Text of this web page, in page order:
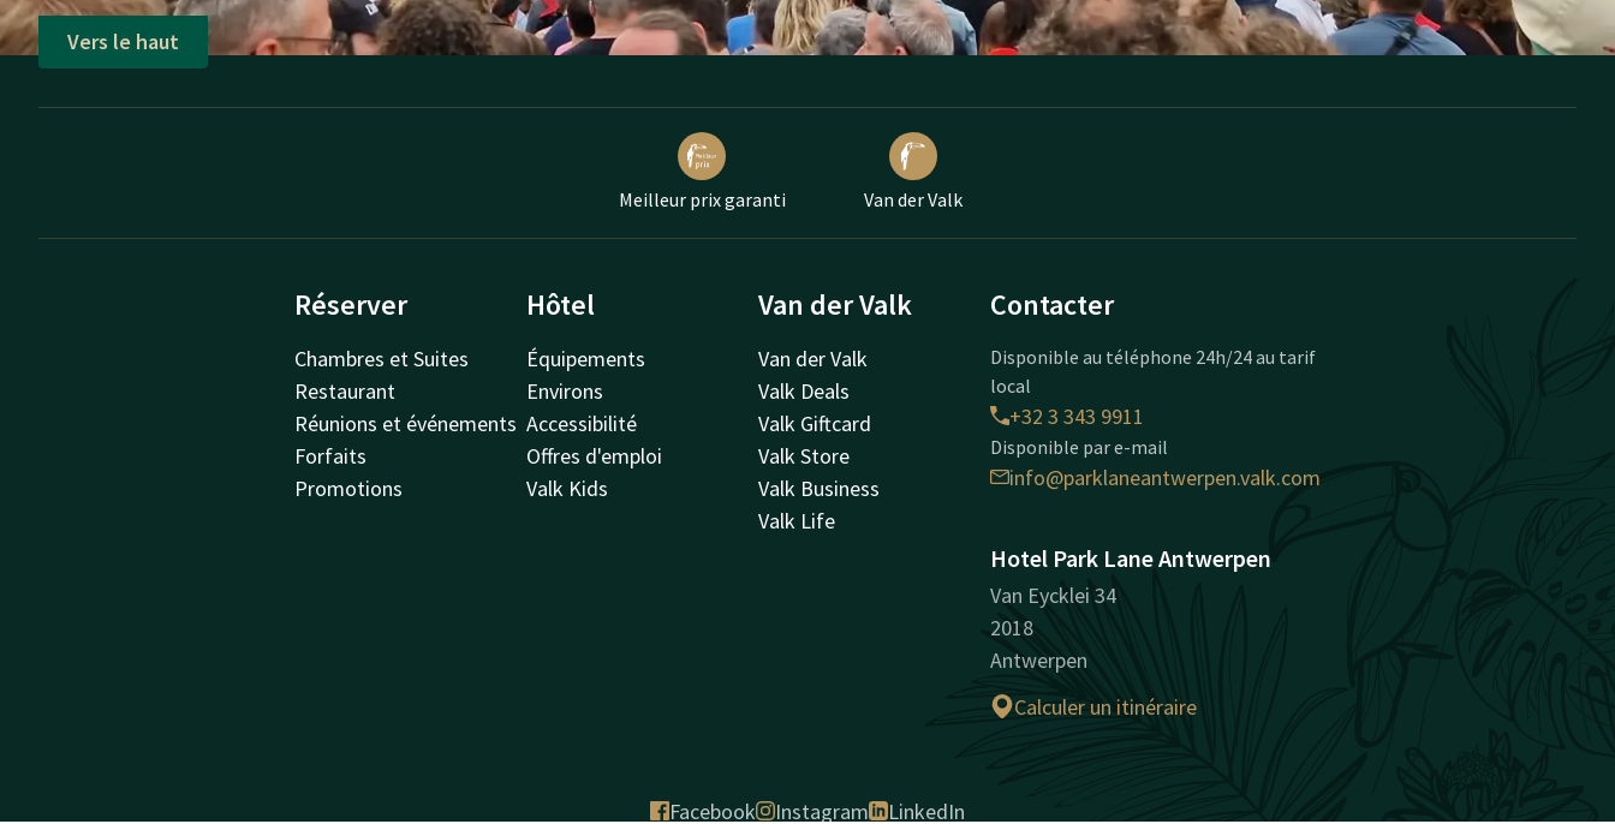
Vers le haut
Meilleur prix garanti Van der Valk
Réserver
Chambres et Suites
Restaurant
Réunions et événements
Forfaits
Promotions
Hôtel
Équipements
Environs
Accessibilité
Offres d'emploi
Valk Kids
Van der Valk
Van der Valk
Valk Deals
Valk Giftcard
Valk Store
Valk Business
Valk Life
Contacter
Disponible au téléphone 24h/24 au tarif
local
+32 3 343 9911
Disponible par e-mail
info@parklaneantwerpen.valk.com
Hotel Park Lane Antwerpen
Van Eycklei 34
2018
Antwerpen
Calculer un itinéraire
Facebook Instagram LinkedIn